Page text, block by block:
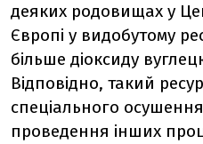
деяких родовищах у
Європі у видобутому
більше діоксиду
Відповідно, такий
спеціального
проведення інших